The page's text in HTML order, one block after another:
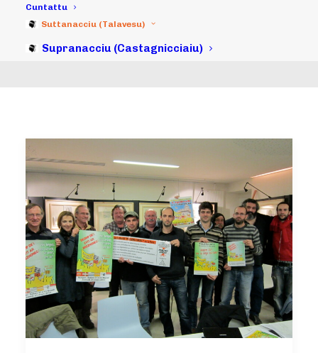
Cuntattu
Suttanacciu (Talavesu)
Supranacciu (Castagnicciaiu)